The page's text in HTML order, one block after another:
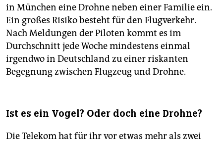
in München eine Drohne neben einer Familie ein.
Ein großes Risiko besteht für den Flugverkehr.
Nach Meldungen der Piloten kommt es im
Durchschnitt jede Woche mindestens einmal
irgendwo in Deutschland zu einer riskanten
Begegnung zwischen Flugzeug und Drohne.
Ist es ein Vogel? Oder doch eine Drohne?
Die Telekom hat für ihr vor etwas mehr als zwei